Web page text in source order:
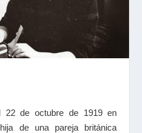
22 de octubre de 1919 en
de una pareja británica